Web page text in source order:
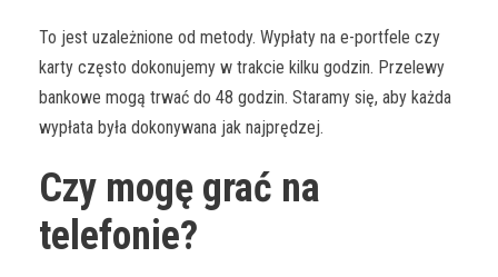
To jest uzależnione od metody. Wypłaty na e-portfele czy
karty często dokonujemy w trakcie kilku godzin. Przelewy
bankowe mogą trwać do 48 godzin. Staramy się, aby każda
wypłata była dokonywana jak najprędzej.
Czy mogę grać na
telefonie?